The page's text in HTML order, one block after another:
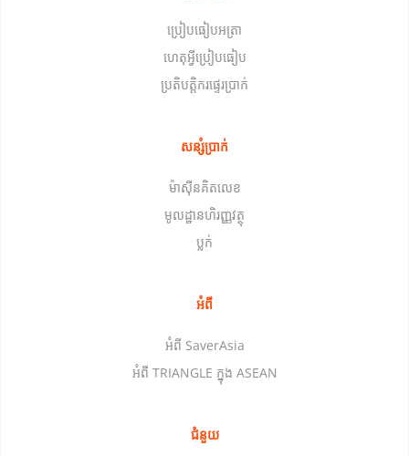
ប្រៀបធៀបអត្រា
ហេតុអ្វីប្រៀបធៀប
ប្រតិបត្តិករផ្ទេរប្រាក់
សន្សំប្រាក់
ម៉ាស៊ីនគិតលេខ
មូលដ្ឋានហិរញ្ញវត្ថុ
ប្លក់
អំពី
អំពី SaverAsia
អំពី TRIANGLE ក្នុង ASEAN
ជំនួយ